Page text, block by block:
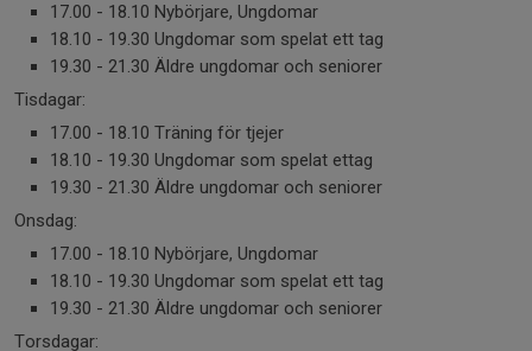
17.00 - 18.10 Nybörjare, Ungdomar
18.10 - 19.30 Ungdomar som spelat ett tag
19.30 - 21.30 Äldre ungdomar och seniorer
Tisdagar:
17.00 - 18.10 Träning för tjejer
18.10 - 19.30 Ungdomar som spelat ettag
19.30 - 21.30 Äldre ungdomar och seniorer
Onsdag:
17.00 - 18.10 Nybörjare, Ungdomar
18.10 - 19.30 Ungdomar som spelat ett tag
19.30 - 21.30 Äldre ungdomar och seniorer
Torsdagar: